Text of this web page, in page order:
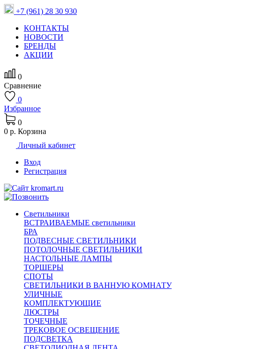
+7 (961) 28 30 930
КОНТАКТЫ
НОВОСТИ
БРЕНДЫ
АКЦИИ
0
Сравнение
0
Избранное
0
0 р. Корзина
Личный кабинет
Вход
Регистрация
Светильники
ВСТРАИВАЕМЫЕ светильники
БРА
ПОДВЕСНЫЕ СВЕТИЛЬНИКИ
ПОТОЛОЧНЫЕ СВЕТИЛЬНИКИ
НАСТОЛЬНЫЕ ЛАМПЫ
ТОРШЕРЫ
СПОТЫ
СВЕТИЛЬНИКИ В ВАННУЮ КОМНАТУ
УЛИЧНЫЕ
КОМПЛЕКТУЮЩИЕ
ЛЮСТРЫ
ТОЧЕЧНЫЕ
ТРЕКОВОЕ ОСВЕЩЕНИЕ
ПОДСВЕТКА